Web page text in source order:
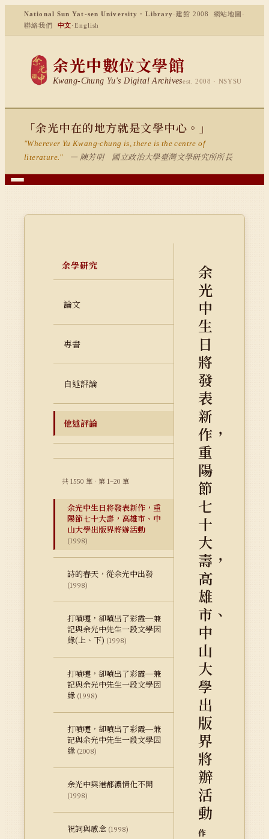
National Sun Yat-sen University · Library ·建館 2008 網站地圖 ·
聯絡我們
中文·English
余光中數位文學館
Kwang-Chung Yu's Digital Archivesest. 2008 · NSYSU
「余光中在的地方就是文學中心。」
"Wherever Yu Kwang-chung is, there is the centre of
literature."
— 陳芳明 國立政治大學臺灣文學研究所所長
余學研究
論文
專書
自述評論
他述評論
共 1550 筆 · 第 1–20 筆
余光中生日將發表新作，重
陽節七十大壽，高雄市、中
山大學出版界將辦活動
(1998)
詩的春天，從余光中出發
(1998)
打噴嚏，卻噴出了彩霞─兼
記與余光中先生一段文學因
緣(上、下) (1998)
打噴嚏，卻噴出了彩霞─兼
記與余光中先生一段文學因
緣 (1998)
打噴嚏，卻噴出了彩霞─兼
記與余光中先生一段文學因
緣 (2008)
余光中與港都濃情化不開
(1998)
祝詞與感念 (1998)
余
光
中
生
日
將
發
表
新
作，
重
陽
節
七
十
大
壽，
高
雄
市、
中
山
大
學
出
版
界
將
辦
活
動
作